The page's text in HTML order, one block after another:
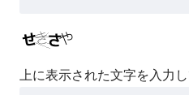
上に表示された文字を入力